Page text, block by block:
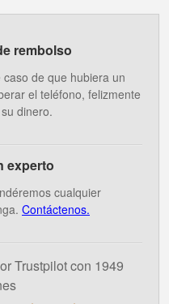
rembolso
de que hubiera un
el teléfono, felizmente
dinero.
experto
cualquier
Contáctenos.
Trustpilot con 1949